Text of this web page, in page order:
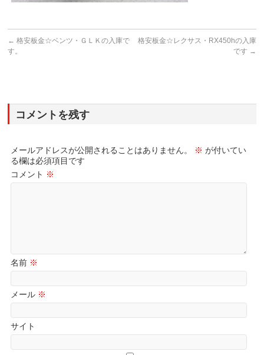
← 格安板金☆ベンツ・ＧＬＫの入庫で
す。
格安板金☆レクサス・RX450hの入庫
です →
コメントを残す
メールアドレスが公開されることはありません。 ※ が付いてい
る欄は必須項目です
コメント ※
名前 ※
メール ※
サイト